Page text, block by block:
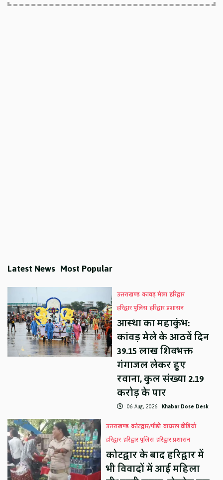
Latest News Most Popular
उत्तराखण्ड कावड़ मेला हरिद्वार
हरिद्वार पुलिस हरिद्वार प्रशासन
आस्था का महाकुंभ:
कांवड़ मेले के आठवें दिन
39.15 लाख शिवभक्त
गंगाजल लेकर हुए
रवाना, कुल संख्या 2.19
करोड़ के पार
06 Aug, 2026 Khabar Dose Desk
उत्तराखण्ड कोटद्वार/पौड़ी वायरल वीडियो
हरिद्वार हरिद्वार पुलिस हरिद्वार प्रशासन
कोटद्वार के बाद हरिद्वार में
भी विवादों में आई महिला